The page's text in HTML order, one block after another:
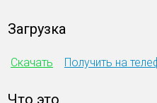
Загрузка
Скачать Получить на
Что это